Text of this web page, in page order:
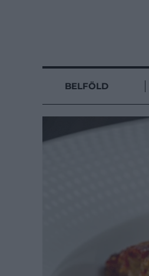
BELFÖLD